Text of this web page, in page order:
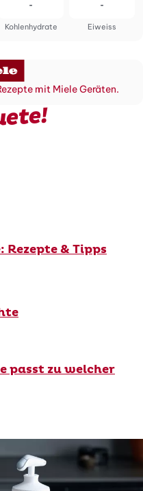
Kohlenhydrate
-
Eiweiss
-
mit Miele Geräten.
Rezepte & Tipps
passt zu welcher